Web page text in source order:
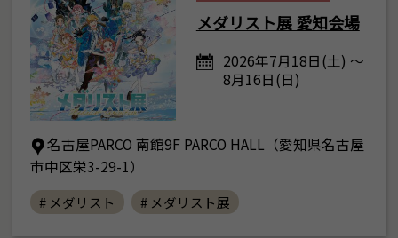
メダリスト展 愛知会場
2026年7月18日(土) ～
8月16日(日)
名古屋PARCO 南館9F PARCO HALL（愛知県名古屋
市中区栄3-29-1）
# メダリスト # メダリスト展